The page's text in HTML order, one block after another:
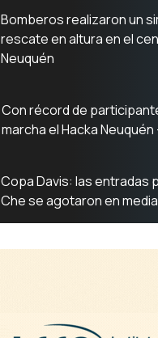
Bomberos realizaron un
rescate en altura en el
Neuquén
Con récord de
marcha el Hacka Neuquén
Copa Davis: las entradas
Che se agotaron en